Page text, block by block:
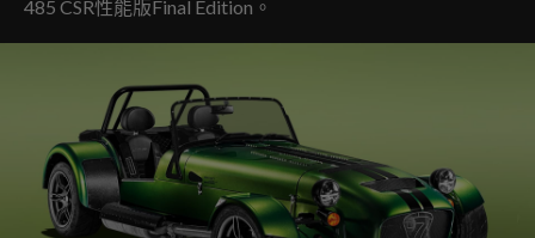
485 CSR性能版Final Edition。